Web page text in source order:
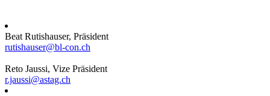
Beat Rutishauser, Präsident
rutishauser@bl-con.ch
Reto Jaussi, Vize Präsident
r.jaussi@astag.ch